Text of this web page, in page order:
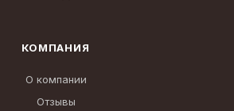
КОМПАНИЯ
О компании
Отзывы